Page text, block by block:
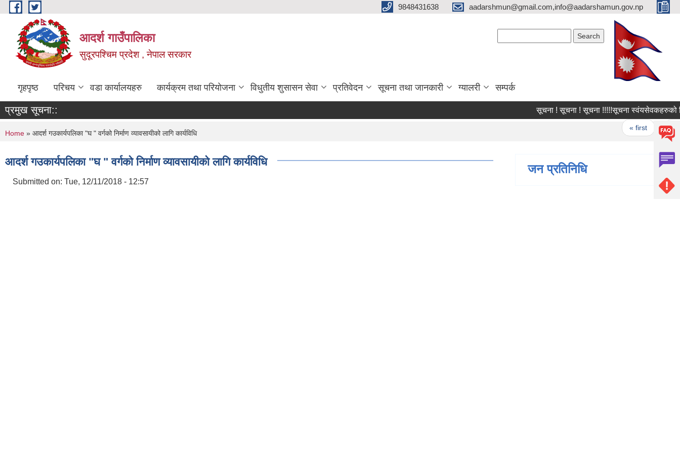
Skip to main content 9848431638 aadarshmun@gmail.com,info@aadarshamun.gov.np
आदर्श गाउँपालिका
सुदूरपश्चिम प्रदेश , नेपाल सरकार
गृहपृष्ठ परिचय वडा कार्यालयहरु कार्यक्रम तथा परियोजना विधुतीय शुसासन सेवा प्रतिवेदन सूचना तथा जानकारी ग्यालरी सम्पर्क
प्रमुख सूचना:: सूचना ! सूचना ! सूचना !!!!!सूचना स्वंयसेवकहरुको लिखित
« first ‹
You are here
Home » आदर्श गउकार्यपलिका "घ " वर्गको निर्माण व्यावसायीको लागि कार्यविधि
आदर्श गउकार्यपलिका "घ " वर्गको निर्माण व्यावसायीको लागि कार्यविधि
Submitted on: Tue, 12/11/2018 - 12:57
जन प्रतिनिधि